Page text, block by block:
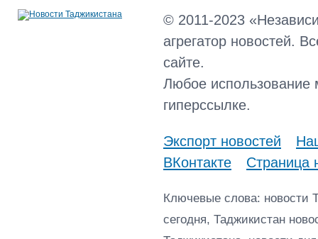
© 2011-2023
агрегатор новостей.
сайте.
Любое использование
гиперссылке.
Экспорт новостей
ВКонтакте
Страница
Ключевые слова: новости
сегодня, Таджикистан